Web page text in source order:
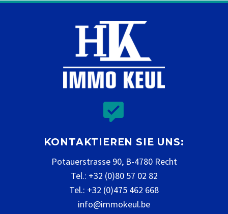


KONTAKTIEREN SIE UNS:
Potauerstrasse 90, B-4780 Recht
Tel.: +32 (0)80 57 02 82
Tel.: +32 (0)475 462 668
info@immokeul.be